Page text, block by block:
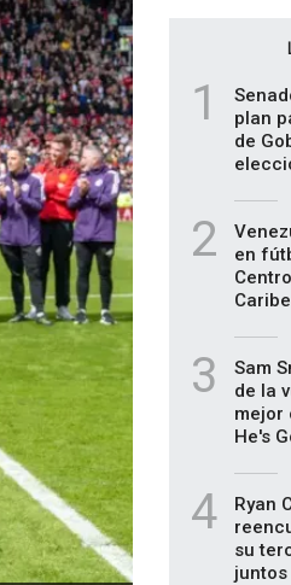
1
plan
de
2
en
3
Sam
de la
mejor
He's
4
Ryan
su
juntos